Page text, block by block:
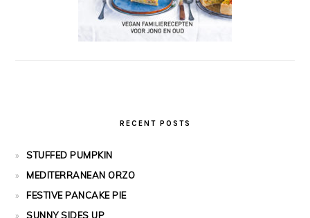
RECENT POSTS
STUFFED PUMPKIN
MEDITERRANEAN ORZO
FESTIVE PANCAKE PIE
SUNNY SIDES UP